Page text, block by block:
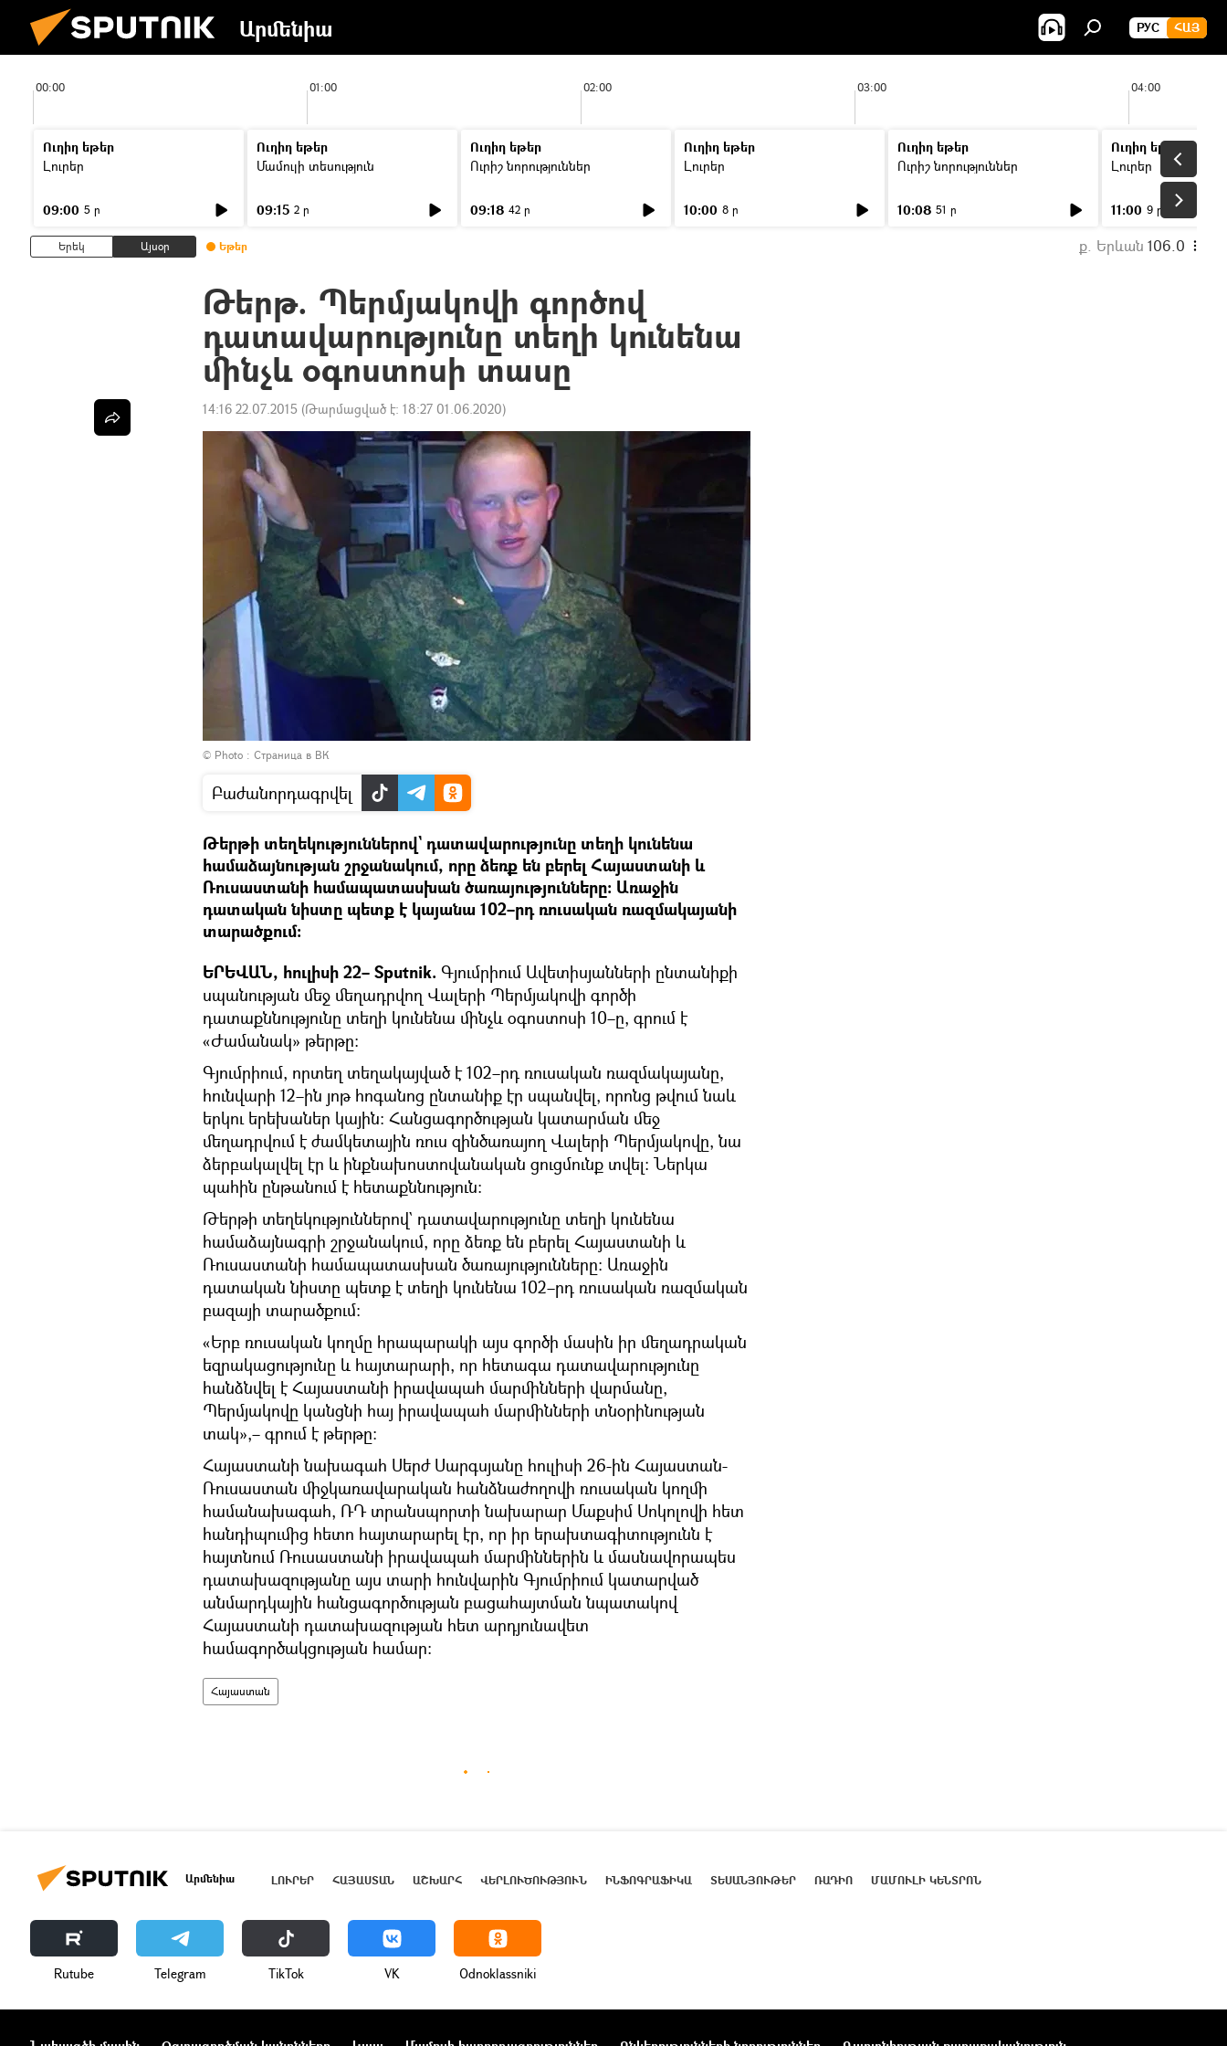
Արմենիա РУС ՀԱՅ
00:00 01:00 02:00 03:00 04:00
Ուղիղ եթեր
Լուրեր
09:00 5 ր
Ուղիղ եթեր
Մամուլի տեսություն
09:15 2 ր
Ուղիղ եթեր
Ուրիշ նորություններ
09:18 42 ր
Ուղիղ եթեր
Լուրեր
10:00 8 ր
Ուղիղ եթեր
Ուրիշ նորություններ
10:08 51 ր
Ուղիղ եթեր
Լուրեր
11:00 9 ր
Երեկ Այսօր Եթեր ք. Երևան 106.0
Թերթ. Պերմյակովի գործով
դատավարությունը տեղի կունենա
մինչև օգոստոսի տասը
14:16 22.07.2015 (Թարմացված է: 18:27 01.06.2020)
© Photo : Страница в ВК
Բաժանորդագրվել
Թերթի տեղեկություններով` դատավարությունը տեղի կունենա
համաձայնության շրջանակում, որը ձեռք են բերել Հայաստանի և
Ռուսաստանի համապատասխան ծառայությունները։ Առաջին
դատական նիստը պետք է կայանա 102–րդ ռուսական ռազմակայանի
տարածքում։
ԵՐԵՎԱՆ, հուլիսի 22– Sputnik. Գյումրիում Ավետիսյանների ընտանիքի
սպանության մեջ մեղադրվող Վալերի Պերմյակովի գործի
դատաքննությունը տեղի կունենա մինչև օգոստոսի 10–ը, գրում է
«Ժամանակ» թերթը։
Գյումրիում, որտեղ տեղակայված է 102–րդ ռուսական ռազմակայանը,
հունվարի 12–ին յոթ հոգանոց ընտանիք էր սպանվել, որոնց թվում նաև
երկու երեխաներ կային։ Հանցագործության կատարման մեջ
մեղադրվում է ժամկետային ռուս զինծառայող Վալերի Պերմյակովը, նա
ձերբակալվել էր և ինքնախոստովանական ցուցմունք տվել։ Ներկա
պահին ընթանում է հետաքննություն։
Թերթի տեղեկություններով` դատավարությունը տեղի կունենա
համաձայնագրի շրջանակում, որը ձեռք են բերել Հայաստանի և
Ռուսաստանի համապատասխան ծառայությունները։ Առաջին
դատական նիստը պետք է տեղի կունենա 102–րդ ռուսական ռազմական
բազայի տարածքում։
«Երբ ռուսական կողմը հրապարակի այս գործի մասին իր մեղադրական
եզրակացությունը և հայտարարի, որ հետագա դատավարությունը
հանձնվել է Հայաստանի իրավապահ մարմինների վարմանը,
Պերմյակովը կանցնի հայ իրավապահ մարմինների տնօրինության
տակ»,– գրում է թերթը։
Հայաստանի նախագահ Սերժ Սարգսյանը հուլիսի 26-ին Հայաստան-
Ռուսաստան միջկառավարական հանձնաժողովի ռուսական կողմի
համանախագահ, ՌԴ տրանսպորտի նախարար Մաքսիմ Սոկոլովի հետ
հանդիպումից հետո հայտարարել էր, որ իր երախտագիտությունն է
հայտնում Ռուսաստանի իրավապահ մարմիններին և մասնավորապես
դատախազությանը այս տարի հունվարին Գյումրիում կատարված
անմարդկային հանցագործության բացահայտման նպատակով
Հայաստանի դատախազության հետ արդյունավետ
համագործակցության համար:
Հայաստան
Արմենիա ԼՈՒՐԵՐ ՀԱՅԱՍՏԱՆ ԱՇԽԱՐՀ ՎԵՐԼՈՒԾՈՒԹՅՈՒՆ ԻՆՖՈԳՐԱՖԻԿԱ ՏԵՍԱՆՅՈՒԹԵՐ ՌԱԴԻՈ ՄԱՄՈՒԼԻ ԿԵՆՏՐՈՆ
Rutube Telegram ТikТоk VK Odnoklassniki